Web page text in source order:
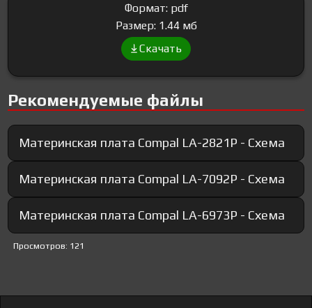
Формат: pdf
Размер: 1.44 мб
Скачать
Рекомендуемые файлы
Материнская плата Compal LA-2821P - Схема
Материнская плата Compal LA-7092P - Схема
Материнская плата Compal LA-6973P - Схема
Просмотров: 121